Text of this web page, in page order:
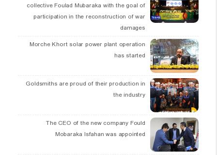
collective Foulad Mubaraka with the goal of
participation in the reconstruction of war
damages
Morche Khort solar power plant operation
has started
Goldsmiths are proud of their production in
the industry
The CEO of the new company Fould
Mobaraka Isfahan was appointed